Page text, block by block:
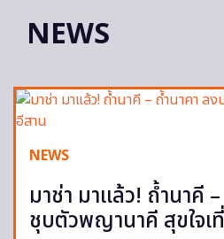
NEWS
NEWS
มาช่า มาแล้ว! ถ้ำนาคี
ชุบตัวพญานาคี สุขใจเ